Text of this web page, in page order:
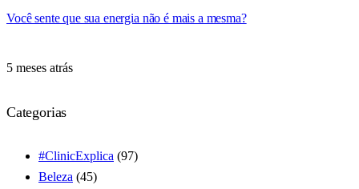
Você sente que sua energia não é mais a mesma?
5 meses atrás
Categorias
#ClinicExplica (97)
Beleza (45)